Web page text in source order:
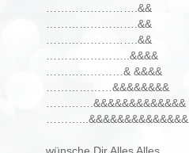
…………………….&&
…………………….&&
…………………….&&
…………………..&&&&
…………………& &&&&
………………&&&&&&&&
………….&&&&&&&&&&&&&
………...&&&&&&&&&&&&&&
wünsche Dir Alles Alles